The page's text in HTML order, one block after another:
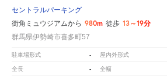
セントラルパーキング
街角ミュウジアムから 980m 徒歩 13～19分
群馬県伊勢崎市喜多町57
駐車場形式 - 屋内外形式
全長 - 全幅